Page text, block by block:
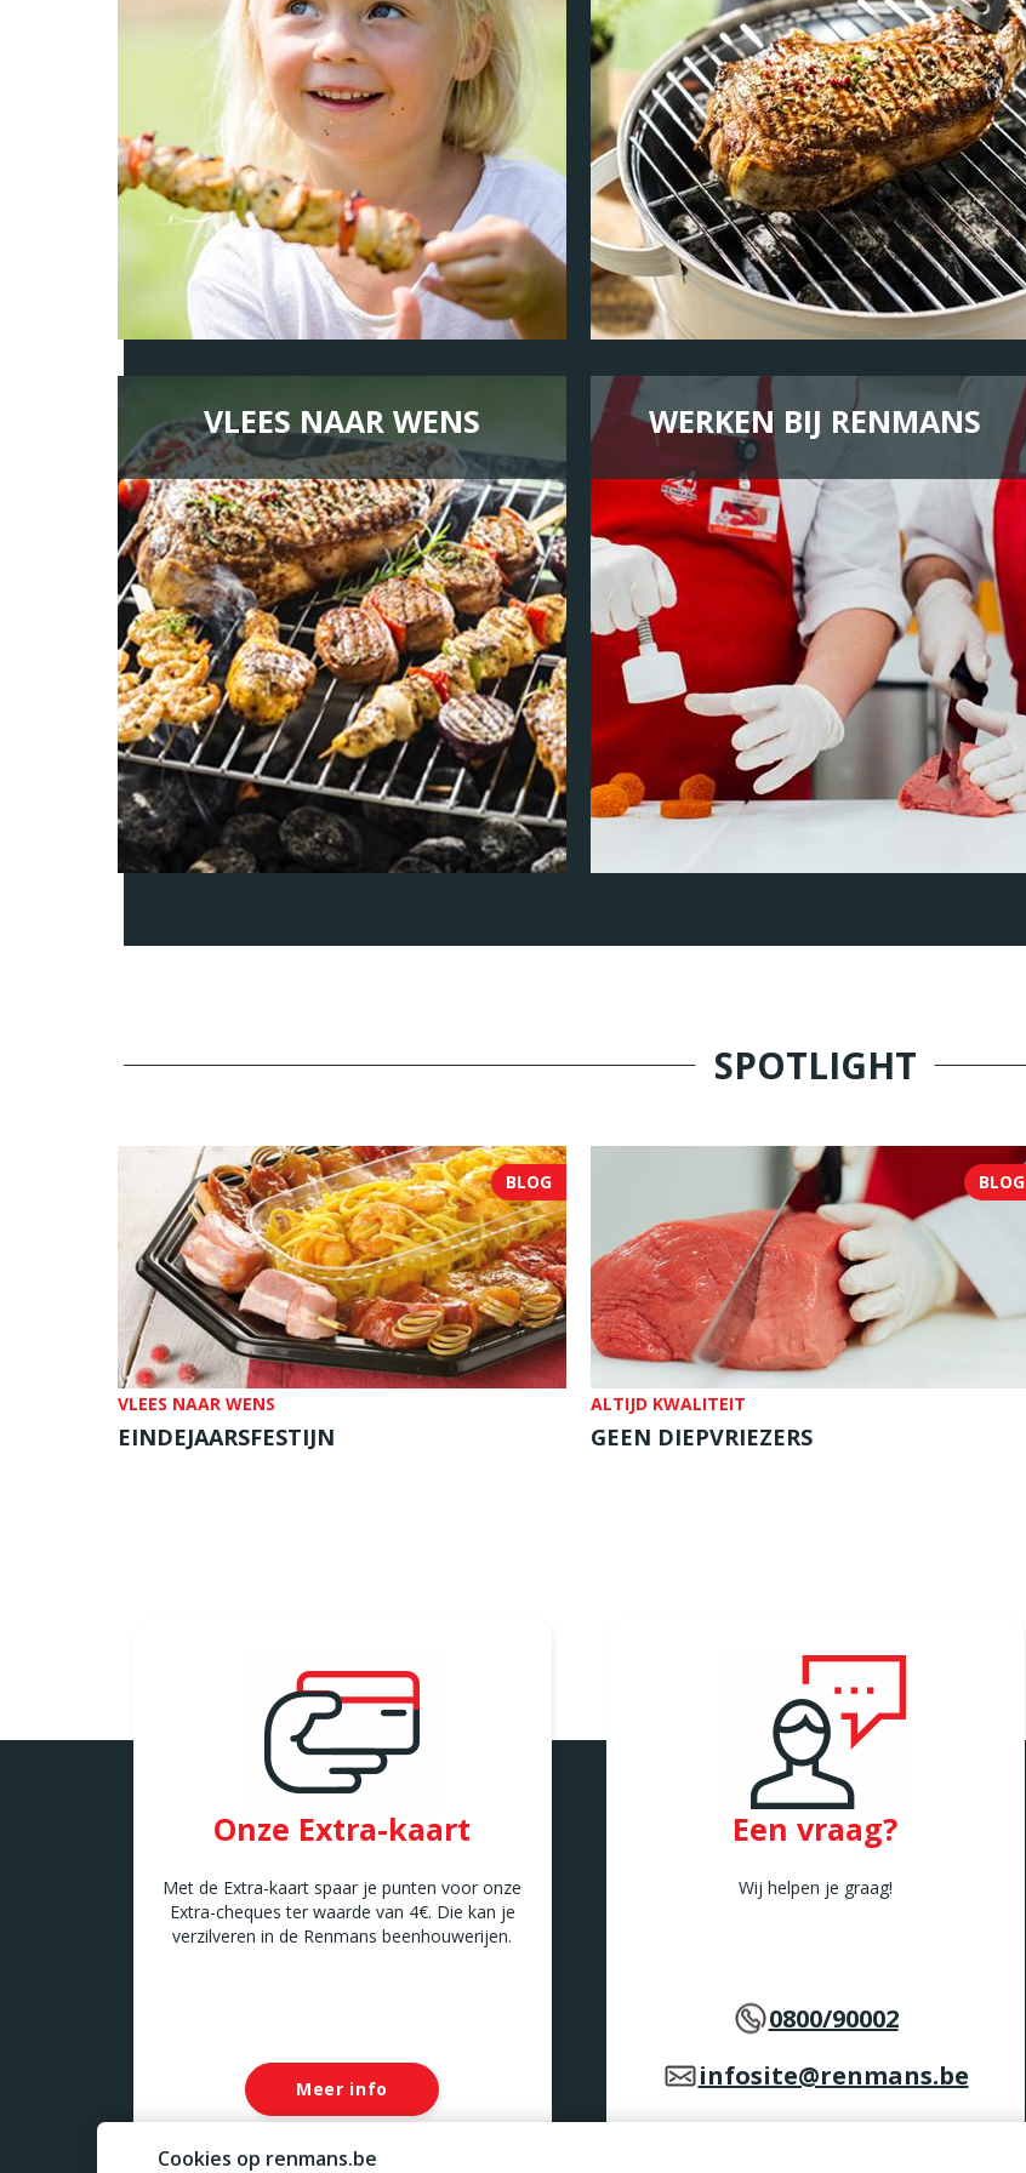
VLEES NAAR WENS WERKEN BIJ RENMANS
SPOTLIGHT
BLOG
VLEES NAAR WENS
EINDEJAARSFESTIJN
BLOG
ALTIJD KWALITEIT
GEEN DIEPVRIEZERS
Onze Extra-kaart
Met de Extra-kaart spaar je punten voor onze
Extra-cheques ter waarde van 4€. Die kan je
verzilveren in de Renmans beenhouwerijen.
Meer info
Een vraag?
Wij helpen je graag!
0800/90002
infosite@renmans.be
Cookies op renmans.be